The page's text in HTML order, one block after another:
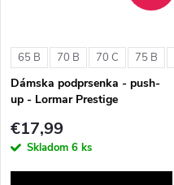
65 B 70 B 70 C 75 B
Dámska podprsenka - push-
up - Lormar Prestige
€17,99
Skladom 6 ks